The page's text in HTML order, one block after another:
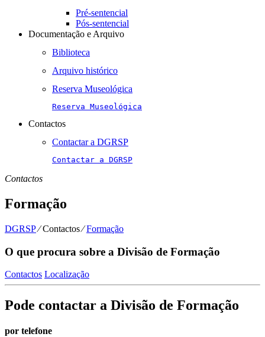
Pré-sentencial
Pós-sentencial
Documentação e Arquivo
Biblioteca
Arquivo histórico
Reserva Museológica
Reserva Museológica
Contactos
Contactar a DGRSP
Contactar a DGRSP
Contactos
Formação
DGRSP⁄Contactos⁄Formação
O que procura sobre a Divisão de Formação
Contactos Localização
Pode contactar a Divisão de Formação
por telefone